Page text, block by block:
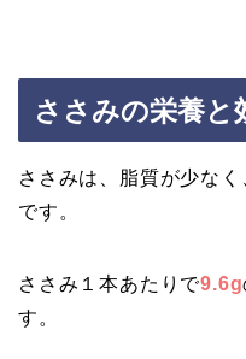
ささみの栄養と
ささみは、脂質が少な
です。
ささみ１本あたりで9.6g
す。